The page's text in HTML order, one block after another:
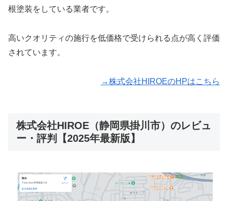
根塗装をしている業者です。
高いクオリティの施行を低価格で受けられる点が高く評価
されています。
→株式会社HIROEのHPはこちら
株式会社HIROE（静岡県掛川市）のレビュ
ー・評判【2025年最新版】